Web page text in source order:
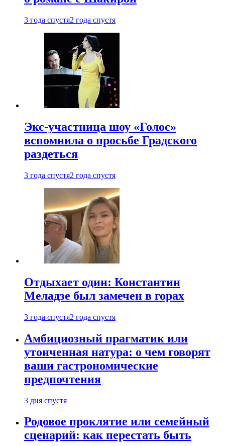
3 года спустя2 года спустя
Экс-участница шоу «Голос»
вспомнила о просьбе Градского
раздеться
3 года спустя2 года спустя
Отдыхает один: Константин
Меладзе был замечен в горах
3 года спустя2 года спустя
Амбициозный прагматик или
утонченная натура: о чем говорят
ваши гастрономические
предпочтения
3 дня спустя
Родовое проклятие или семейный
сценарий: как перестать быть